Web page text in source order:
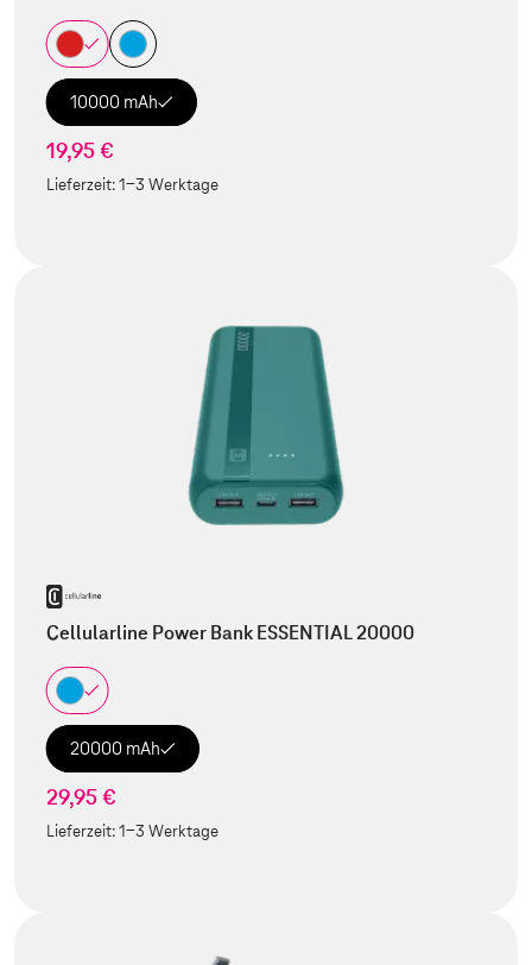
10000 mAh
19,95 €
Lieferzeit:1-3 Werktage
Cellularline Power Bank ESSENTIAL 20000
20000 mAh
29,95 €
Lieferzeit:1-3 Werktage